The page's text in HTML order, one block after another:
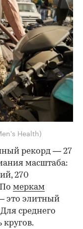
Health)
рекорд — 27
масштаба:
270
меркам
это элитный
среднего
кругов.